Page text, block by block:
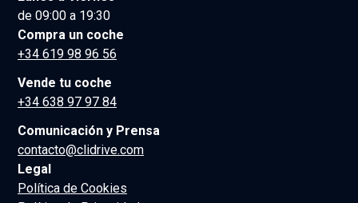
de 09:00 a 19:30
Compra un coche
+34 619 98 96 56
Vende tu coche
+34 638 97 97 84
Comunicación y Prensa
contacto@clidrive.com
Legal
Política de Cookies